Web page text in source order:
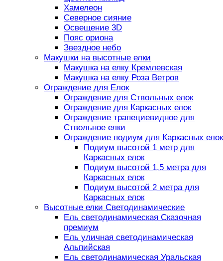
Хамелеон
Северное сияние
Освещение 3D
Пояс ориона
Звездное небо
Макушки на высотные елки
Макушка на елку Кремлевская
Макушка на елку Роза Ветров
Ограждение для Елок
Ограждение для Ствольных елок
Ограждение для Каркасных елок
Ограждение трапециевидное для
Ствольное елки
Ограждение подиум для Каркасных елок
Подиум высотой 1 метр для
Каркасных елок
Подиум высотой 1,5 метра для
Каркасных елок
Подиум высотой 2 метра для
Каркасных елок
Высотные елки Светодинамические
Ель светодинамическая Сказочная
премиум
Ель уличная светодинамическая
Альпийская
Ель светодинамическая Уральская